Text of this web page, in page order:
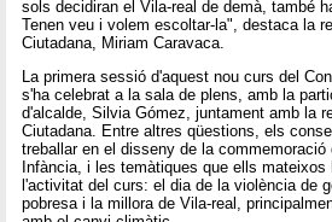
sols decidiran el Vila-real de demà, també
Tenen veu i volem escoltar-la", destaca la
Ciutadana, Miriam Caravaca.
La primera sessió d'aquest nou curs del
s'ha celebrat a la sala de plens, amb la
d'alcalde, Silvia Gómez, juntament amb la
Ciutadana. Entre altres qüestions, els
treballar en el disseny de la
Infància, i les temàtiques que ells
l'activitat del curs: el dia de la violència de
pobresa i la millora de Vila-real,